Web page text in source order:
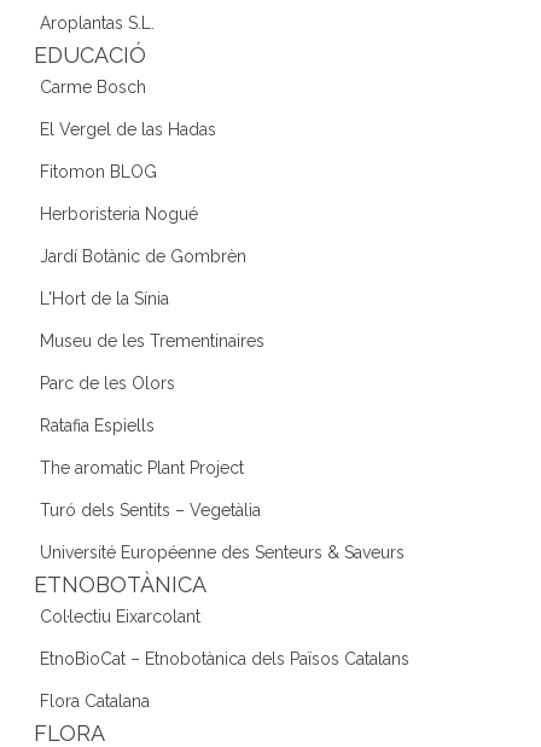
Aroplantas S.L.
EDUCACIÓ
Carme Bosch
El Vergel de las Hadas
Fitomon BLOG
Herboristeria Nogué
Jardí Botànic de Gombrèn
L'Hort de la Sínia
Museu de les Trementinaires
Parc de les Olors
Ratafia Espiells
The aromatic Plant Project
Turó dels Sentits – Vegetàlia
Université Européenne des Senteurs & Saveurs
ETNOBOTÀNICA
Col·lectiu Eixarcolant
EtnoBioCat – Etnobotànica dels Països Catalans
Flora Catalana
FLORA